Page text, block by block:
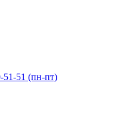
51-51 (пн-пт)